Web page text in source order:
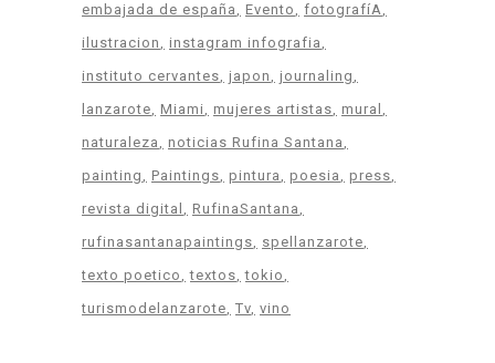
embajada de españa
Evento
fotografíA
ilustracion
instagram infografia
instituto cervantes japon
journaling
lanzarote Miami mujeres artistas mural
naturaleza
noticias Rufina Santana
painting
Paintings pintura poesia
press
revista digital
RufinaSantana
rufinasantanapaintings
spellanzarote
texto poetico
textos tokio
turismodelanzarote Tv vino